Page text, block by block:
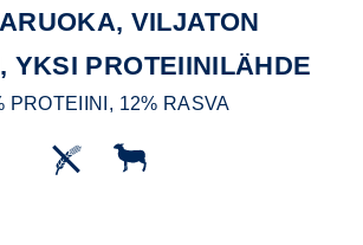
VILJATON
YKSI PROTEIINILÄHDE
PROTEIINI, 12% RASVA